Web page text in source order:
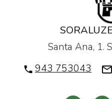
Santa Ana, 1.
943 753043